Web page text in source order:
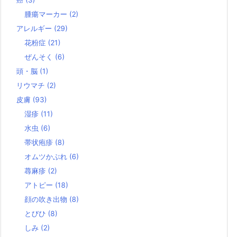
腫瘍マーカー (2)
アレルギー (29)
花粉症 (21)
ぜんそく (6)
頭・脳 (1)
リウマチ (2)
皮膚 (93)
湿疹 (11)
水虫 (6)
帯状疱疹 (8)
オムツかぶれ (6)
蕁麻疹 (2)
アトピー (18)
顔の吹き出物 (8)
とびひ (8)
しみ (2)